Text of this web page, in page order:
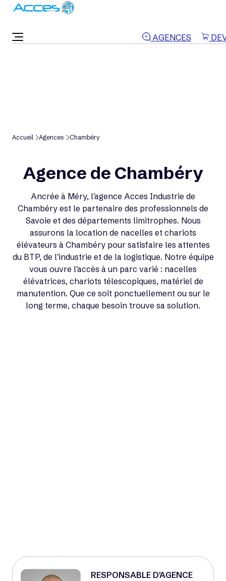
AGENCES
Accueil Agences Chambéry
Agence de Chambéry
Ancrée à Méry, l'agence Acces Industrie de
Chambéry est le partenaire des professionnels de
Savoie et des départements limitrophes. Nous
assurons la location de nacelles et chariots
élévateurs à Chambéry pour satisfaire les attentes
du BTP, de l'industrie et de la logistique. Notre équipe
vous ouvre l'accès à un parc varié : nacelles
élévatrices, chariots télescopiques, matériel de
manutention. Que ce soit ponctuellement ou sur le
long terme, chaque besoin trouve sa solution.
RESPONSABLE D'AGENCE